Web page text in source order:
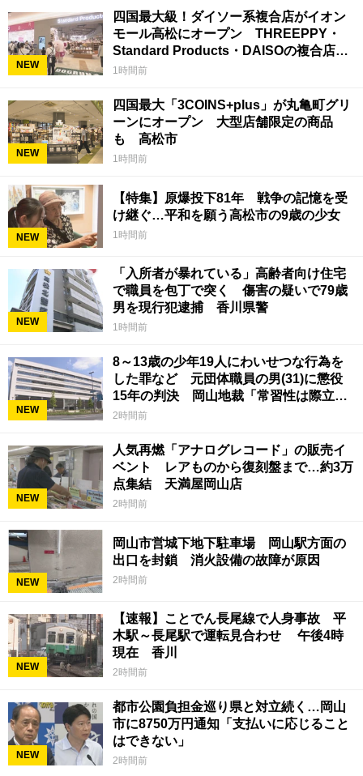
NEW
四国最大級！ダイソー系複合店がイオン
モール高松にオープン THREEPPY・
Standard Products・DAISOの複合店は
香川県初
1時間前
NEW
四国最大「3COINS+plus」が丸亀町グリ
ーンにオープン 大型店舗限定の商品
も 高松市
1時間前
NEW
【特集】原爆投下81年 戦争の記憶を受
け継ぐ…平和を願う高松市の9歳の少女
1時間前
NEW
「入所者が暴れている」高齢者向け住宅
で職員を包丁で突く 傷害の疑いで79歳
男を現行犯逮捕 香川県警
1時間前
NEW
8～13歳の少年19人にわいせつな行為を
した罪など 元団体職員の男(31)に懲役
15年の判決 岡山地裁「常習性は際立っ
ていて被害結果も非常に重い」
2時間前
NEW
人気再燃「アナログレコード」の販売イ
ベント レアものから復刻盤まで…約3万
点集結 天満屋岡山店
2時間前
NEW
岡山市営城下地下駐車場 岡山駅方面の
出口を封鎖 消火設備の故障が原因
2時間前
NEW
【速報】ことでん長尾線で人身事故 平
木駅～長尾駅で運転見合わせ 午後4時
現在 香川
2時間前
NEW
都市公園負担金巡り県と対立続く…岡山
市に8750万円通知「支払いに応じること
はできない」
2時間前